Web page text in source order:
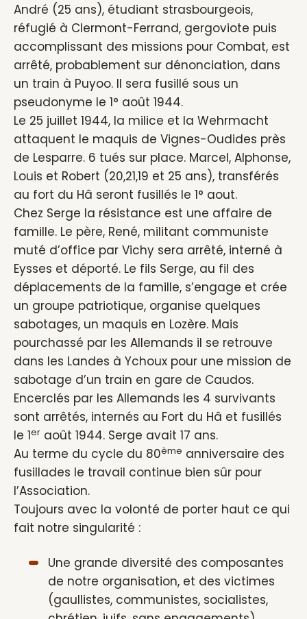
André (25 ans), étudiant strasbourgeois,
réfugié à Clermont-Ferrand, gergoviote puis
accomplissant des missions pour Combat, est
arrêté, probablement sur dénonciation, dans
un train à Puyoo. Il sera fusillé sous un
pseudonyme le 1° août 1944.
Le 25 juillet 1944, la milice et la Wehrmacht
attaquent le maquis de Vignes-Oudides près
de Lesparre. 6 tués sur place. Marcel, Alphonse,
Louis et Robert (20,21,19 et 25 ans), transférés
au fort du Hâ seront fusillés le 1° aout.
Chez Serge la résistance est une affaire de
famille. Le père, René, militant communiste
muté d’office par Vichy sera arrêté, interné à
Eysses et déporté. Le fils Serge, au fil des
déplacements de la famille, s’engage et crée
un groupe patriotique, organise quelques
sabotages, un maquis en Lozère. Mais
pourchassé par les Allemands il se retrouve
dans les Landes à Ychoux pour une mission de
sabotage d’un train en gare de Caudos.
Encerclés par les Allemands les 4 survivants
sont arrêtés, internés au Fort du Hâ et fusillés
le 1er août 1944. Serge avait 17 ans.
Au terme du cycle du 80ème anniversaire des
fusillades le travail continue bien sûr pour
l’Association.
Toujours avec la volonté de porter haut ce qui
fait notre singularité :
Une grande diversité des composantes
de notre organisation, et des victimes
(gaullistes, communistes, socialistes,